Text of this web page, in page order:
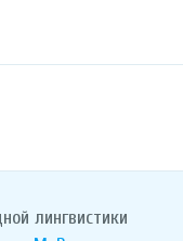
лингвистики